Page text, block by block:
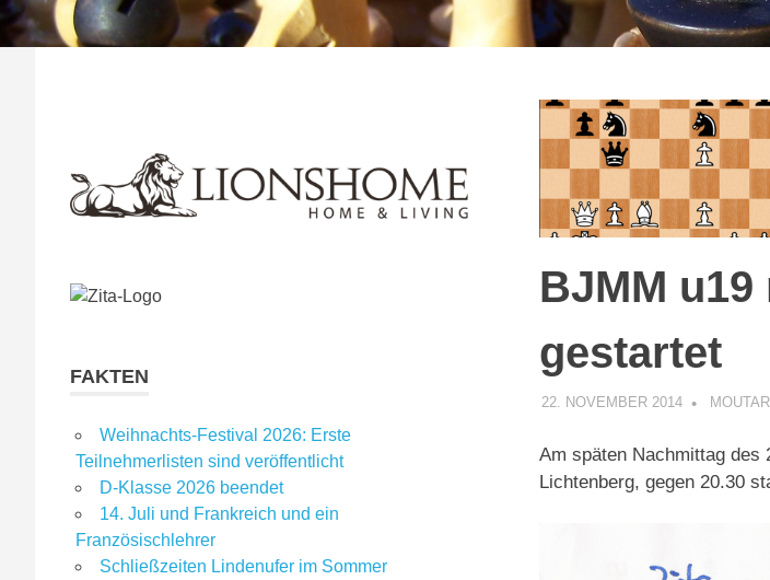
BJMM
gestartet
22. NOVEMBER 2014
Am späten Nachmittag des
Lichtenberg, gegen 20.30
FAKTEN
Weihnachts-Festival 2026: Erste
Teilnehmerlisten sind veröffentlicht
D-Klasse 2026 beendet
14. Juli und Frankreich und ein
Französischlehrer
Schließzeiten Lindenufer im Sommer